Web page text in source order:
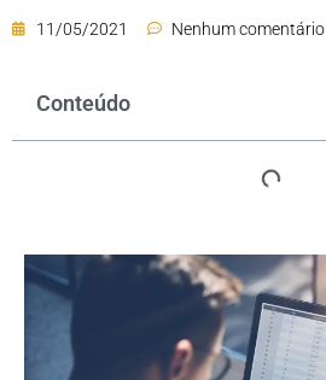
11/05/2021 Nenhum comentário
Conteúdo